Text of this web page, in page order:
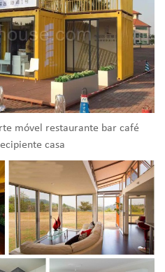
móvel restaurante bar café
casa